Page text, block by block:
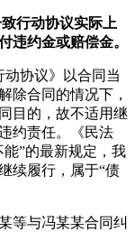
行动协议实际上
违约金或赔偿金。
协议》以合同当
除合同的情况下，
目的，故不适用继
约责任。《民法
”的最新规定，我
续履行，属于“债
等与冯某某合同纠